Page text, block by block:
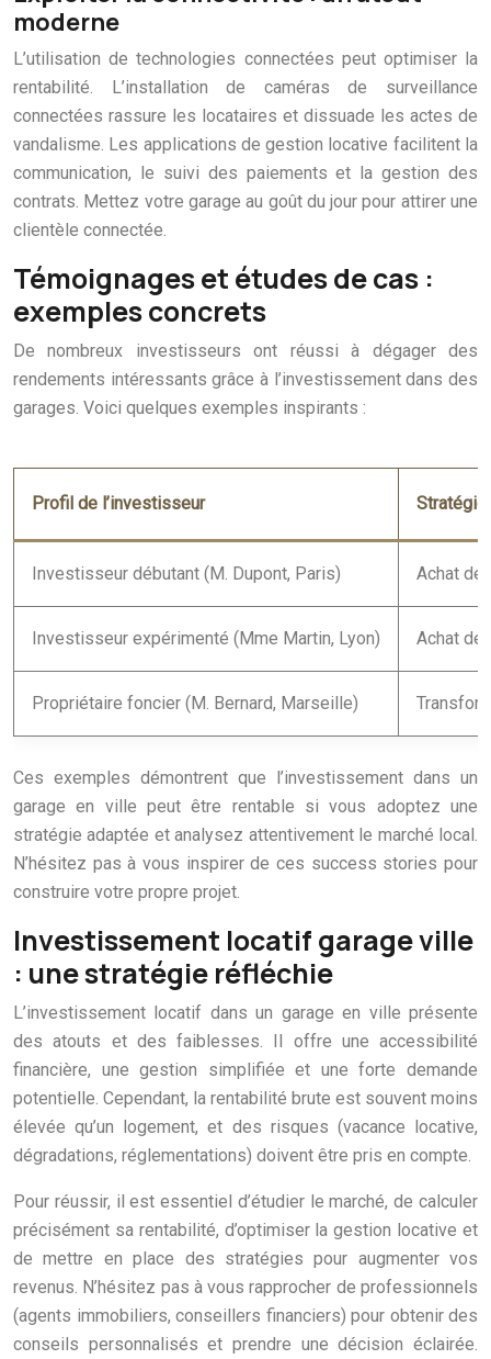
moderne
L’utilisation de technologies connectées peut optimiser la
rentabilité. L’installation de caméras de surveillance
connectées rassure les locataires et dissuade les actes de
vandalisme. Les applications de gestion locative facilitent la
communication, le suivi des paiements et la gestion des
contrats. Mettez votre garage au goût du jour pour attirer une
clientèle connectée.
Témoignages et études de cas :
exemples concrets
De nombreux investisseurs ont réussi à dégager des
rendements intéressants grâce à l’investissement dans des
garages. Voici quelques exemples inspirants :
Profil de l’investisseur Stratégie
Investisseur débutant (M. Dupont, Paris) Achat de
Investisseur expérimenté (Mme Martin, Lyon) Achat de
Propriétaire foncier (M. Bernard, Marseille)
Ces exemples démontrent que l’investissement dans un
garage en ville peut être rentable si vous adoptez une
stratégie adaptée et analysez attentivement le marché local.
N’hésitez pas à vous inspirer de ces success stories pour
construire votre propre projet.
Investissement locatif garage ville
: une stratégie réfléchie
L’investissement locatif dans un garage en ville présente
des atouts et des faiblesses. Il offre une accessibilité
financière, une gestion simplifiée et une forte demande
potentielle. Cependant, la rentabilité brute est souvent moins
élevée qu’un logement, et des risques (vacance locative,
dégradations, réglementations) doivent être pris en compte.
Pour réussir, il est essentiel d’étudier le marché, de calculer
précisément sa rentabilité, d’optimiser la gestion locative et
de mettre en place des stratégies pour augmenter vos
revenus. N’hésitez pas à vous rapprocher de professionnels
(agents immobiliers, conseillers financiers) pour obtenir des
conseils personnalisés et prendre une décision éclairée.